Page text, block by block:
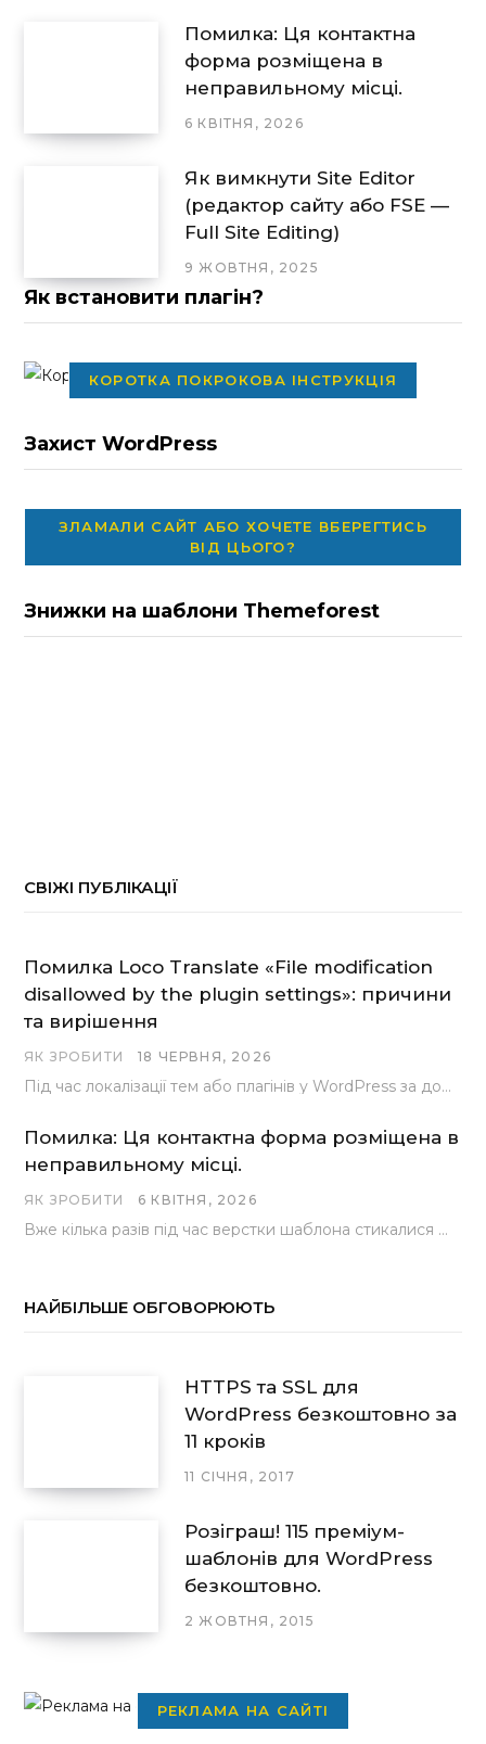
Помилка: Ця контактна
форма розміщена в
неправильному місці.
6 КВІТНЯ, 2026
Як вимкнути Site Editor
(редактор сайту або FSE —
Full Site Editing)
9 ЖОВТНЯ, 2025
Як встановити плагін?
КОРОТКА ПОКРОКОВА ІНСТРУКЦІЯ
Захист WordPress
ЗЛАМАЛИ САЙТ АБО ХОЧЕТЕ ВБЕРЕГТИСЬ
ВІД ЦЬОГО?
Знижки на шаблони Themeforest
СВІЖІ ПУБЛІКАЦІЇ
Помилка Loco Translate «File modification
disallowed by the plugin settings»: причини
та вирішення
ЯК ЗРОБИТИ 18 ЧЕРВНЯ, 2026
Під час локалізації тем або плагінів у WordPress за допомогою популярного інструменту Loco Translate розробники…
Помилка: Ця контактна форма розміщена в
неправильному місці.
ЯК ЗРОБИТИ 6 КВІТНЯ, 2026
Вже кілька разів під час верстки шаблона стикалися з проблемою, коли замість контактної форми, згенерованої…
НАЙБІЛЬШЕ ОБГОВОРЮЮТЬ
HTTPS та SSL для
WordPress безкоштовно за
11 кроків
11 СІЧНЯ, 2017
Розіграш! 115 преміум-
шаблонів для WordPress
безкоштовно.
2 ЖОВТНЯ, 2015
РЕКЛАМА НА САЙТІ